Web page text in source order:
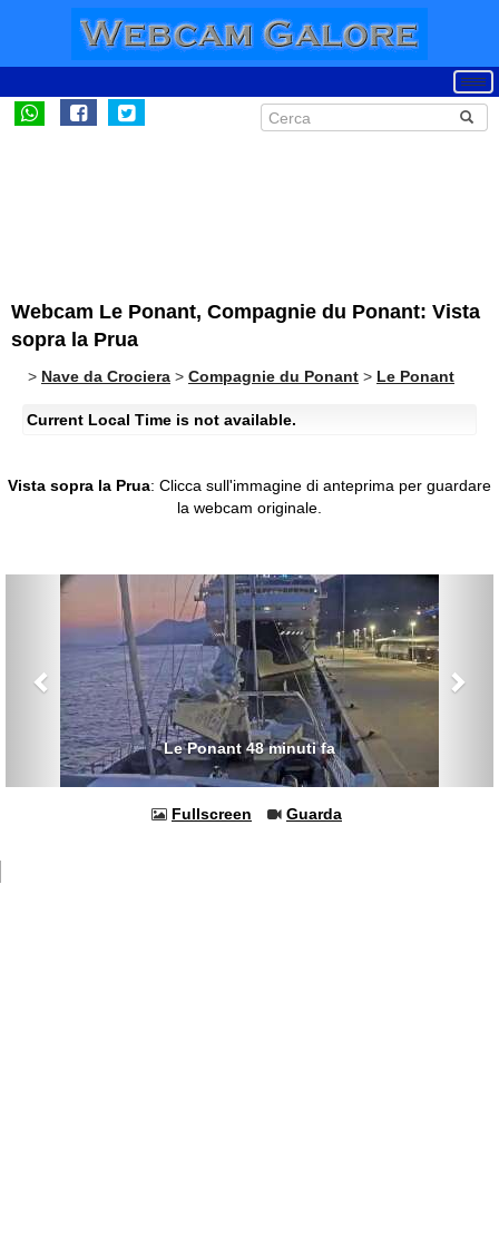
Webcam Le Ponant, Compagnie du Ponant: Vista
sopra la Prua
> Nave da Crociera > Compagnie du Ponant > Le Ponant
Current Local Time is not available.
Vista sopra la Prua: Clicca sull'immagine di anteprima per guardare
la webcam originale.
Le Ponant 48 minuti fa
Previous
Fullscreen Guarda